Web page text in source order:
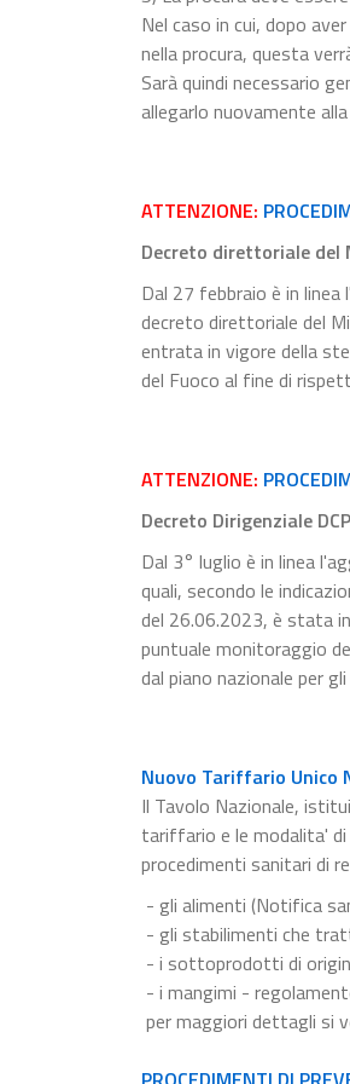
Nel caso in cui, dopo
nella procura, questa
Sarà quindi necessario
allegarlo nuovamente
ATTENZIONE:
Decreto direttoriale del
Dal 27 febbraio è in
decreto direttoriale del
entrata in vigore della
del Fuoco al fine di
ATTENZIONE:
Decreto Dirigenziale
Dal 3° luglio è in linea
quali, secondo le
del 26.06.2023, è stata
puntuale monitoraggio
dal piano nazionale per
Nuovo Tariffario Unico
Il Tavolo Nazionale,
tariffario e le modalita'
procedimenti sanitari di
- gli alimenti (Notifica
- gli stabilimenti che
- i sottoprodotti di
- i mangimi -
per maggiori dettagli si